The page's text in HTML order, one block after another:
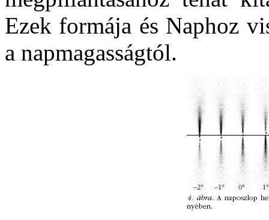
Ezek formája és Naphoz
a napmagasságtól.